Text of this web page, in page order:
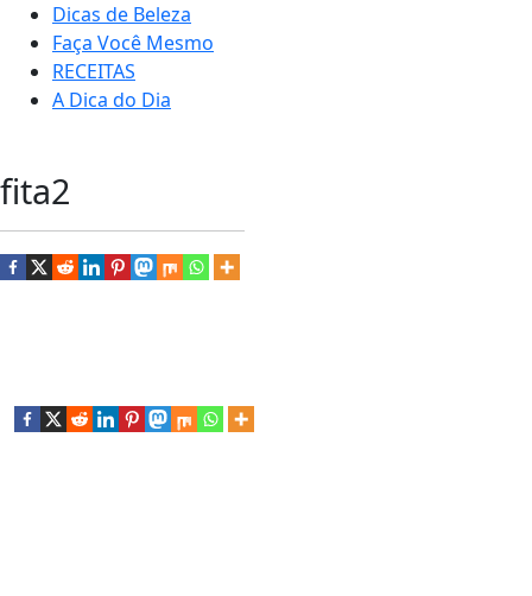
Dicas de Beleza
Faça Você Mesmo
RECEITAS
A Dica do Dia
fita2